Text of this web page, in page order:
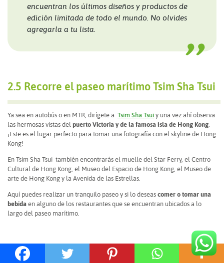
encuentran los últimos diseños y productos de
edición limitada de todo el mundo. No olvides
agregarla a tu lista.
2.5 Recorre el paseo marítimo Tsim Sha Tsui
Ya sea en autobús o en MTR, dirígete a Tsim Sha Tsui y una vez ahí observa
las hermosas vistas del puerto Victoria y de la famosa Isla de Hong Kong
¡Este es el lugar perfecto para tomar una fotografía con el skyline de Hong
Kong!
En Tsim Sha Tsui también encontrarás el muelle del Star Ferry, el Centro
Cultural de Hong Kong, el Museo del Espacio de Hong Kong, el Museo de
arte de Hong Kong y la Avenida de las Estrellas.
Aquí puedes realizar un tranquilo paseo y si lo deseas comer o tomar una
bebida en alguno de los restaurantes que se encuentran ubicados a lo
largo del paseo marítimo.
2.6 Disfruta del show de luces y sonido: A